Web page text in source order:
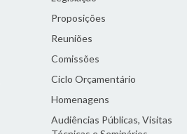
Proposições
Reuniões
Comissões
Ciclo Orçamentário
Homenagens
Audiências Públicas, Visitas